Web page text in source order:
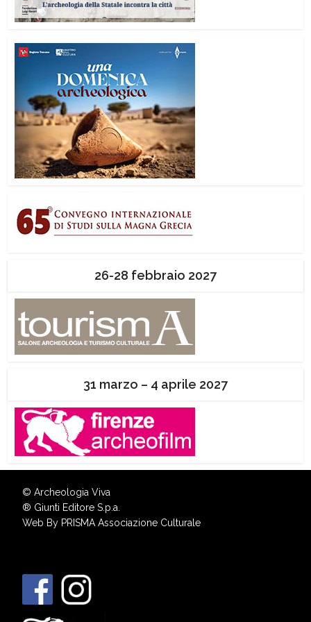
26-28 febbraio 2027
31 marzo – 4 aprile 2027
© Archeologia Viva
® Giunti Editore S.p.a.
Web By PRISMA Associazione Culturale